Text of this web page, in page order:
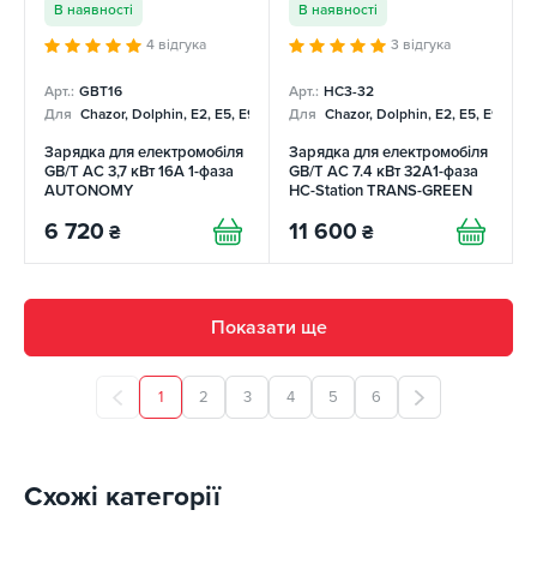
В наявності
4 відгука
Арт.: GBT16
Для Chazor, Dolphin, E2, E5, E9, Mercedes
Зарядка для електромобіля
GB/T AC 3,7 кВт 16А 1-фаза
AUTONOMY
6 720 ₴
В наявності
3 відгука
Арт.: НC3-32
Для Chazor, Dolphin, E2, E5, E9,
Зарядка для електромобіля
GB/T AC 7.4 кВт 32A1-фаза
HC-Station TRANS-GREEN
11 600 ₴
Показати ще
1 2 3 4 5 6
Схожі категорії